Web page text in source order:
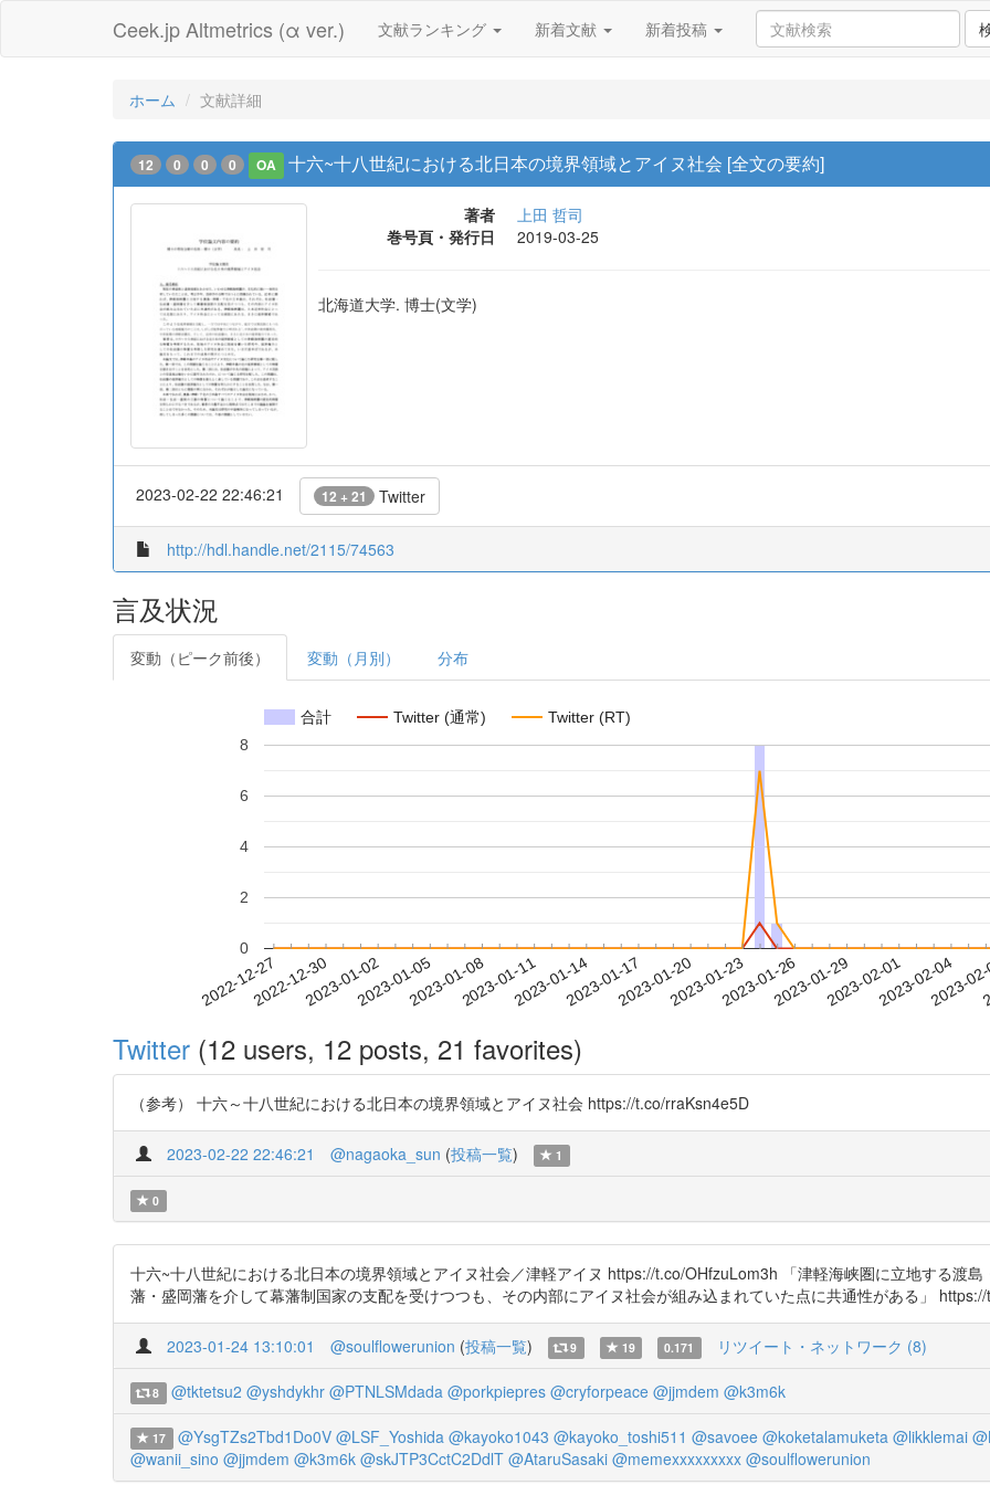
Ceek.jp Altmetrics (α ver.) 文献ランキング 新着文献 新着投稿
ホーム 文献詳細
12 0 0 0 OA 十六~十八世紀における北日本の境界領域とアイヌ社会 [全文の要約]
著者
上田 哲司
巻号頁・発行日
2019-03-25
北海道大学. 博士(文学)
2023-02-22 22:46:21 12 + 21 Twitter
http://hdl.handle.net/2115/74563
言及状況
変動（ピーク前後） 変動（月別） 分布
合計 Twitter (通常) Twitter (RT)
2022-12-272022-12-302023-01-022023-01-052023-01-082023-01-112023-01-142023-01-172023-01-202023-01-232023-01-262023-01-292023-02-012023-02-04
2023-
0
2
4
6
8
Twitter (12 users, 12 posts, 21 favorites)
（参考） 十六～十八世紀における北日本の境界領域とアイヌ社会 https://t.co/rraKsn4e5D
2023-02-22 22:46:21 @nagaoka_sun (投稿一覧) 1
0
十六~十八世紀における北日本の境界領域とアイヌ社会／津軽アイヌ https://t.co/OHfzuLom3h 「津軽海峡圏に立地する渡
藩・盛岡藩を介して幕藩制国家の支配を受けつつも、その内部にアイヌ社会が組み込まれていた点に共通性がある」
2023-01-24 13:10:01 @soulflowerunion (投稿一覧) 9 19 0.171 リツイート・ネットワーク (8)
8 @tktetsu2 @yshdykhr @PTNLSMdada @porkpiepres @cryforpeace @jjmdem @k3m6k
17 @YsgTZs2Tbd1Do0V @LSF_Yoshida @kayoko1043 @kayoko_toshi511 @savoee @koketalamuketa @likklemai
@wanii_sino @jjmdem @k3m6k @skJTP3CctC2DdlT @AtaruSasaki @memexxxxxxxxx @soulflowerunion